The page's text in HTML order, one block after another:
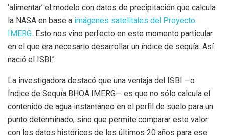
‘alimentar’ el modelo con datos de precipitación que calcula
la NASA en base a imágenes satelitales del Proyecto
IMERG. Esto nos vino perfecto en este momento particular
en el que era necesario desarrollar un índice de sequía. Así
nació el ISBI”.
La investigadora destacó que una ventaja del ISBI —o
Índice de Sequía BHOA IMERG— es que no sólo calcula el
contenido de agua instantáneo en el perfil de suelo para un
punto determinado, sino que permite comparar este valor
con los datos históricos de los últimos 20 años para ese